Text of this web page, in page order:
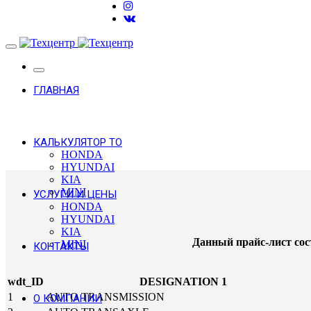
ГЛАВНАЯ
КАЛЬКУЛЯТОР ТО
HONDA
HYUNDAI
KIA
MINI
УСЛУГИ И ЦЕНЫ
HONDA
HYUNDAI
KIA
MINI
КОНТАКТЫ
О КОМПАНИИ
Данный прайс-лист
wdt_ID
DESIGNATION 1
1
AUTO TRANSMISSION